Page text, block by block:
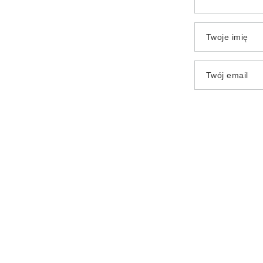
Twoje imię
Twój email